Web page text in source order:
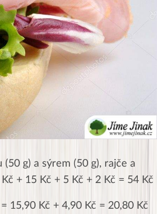
g) a sýrem (50 g), rajče a
+ 15 Kč + 5 Kč + 2 Kč = 54 Kč
15,90 Kč + 4,90 Kč = 20,80 Kč